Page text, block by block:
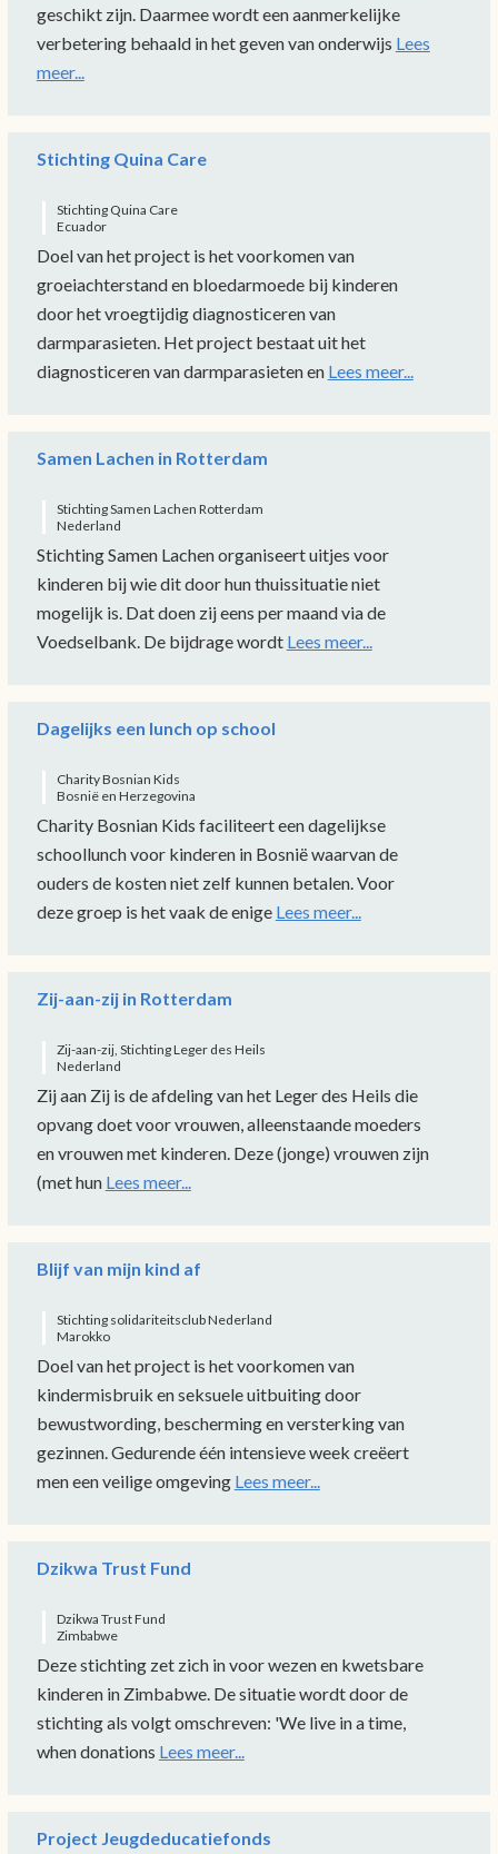
geschikt zijn. Daarmee wordt een aanmerkelijke
verbetering behaald in het geven van onderwijs Lees
meer...
Stichting Quina Care
Stichting Quina Care
Ecuador
Doel van het project is het voorkomen van
groeiachterstand en bloedarmoede bij kinderen
door het vroegtijdig diagnosticeren van
darmparasieten. Het project bestaat uit het
diagnosticeren van darmparasieten en Lees meer...
Samen Lachen in Rotterdam
Stichting Samen Lachen Rotterdam
Nederland
Stichting Samen Lachen organiseert uitjes voor
kinderen bij wie dit door hun thuissituatie niet
mogelijk is. Dat doen zij eens per maand via de
Voedselbank. De bijdrage wordt Lees meer...
Dagelijks een lunch op school
Charity Bosnian Kids
Bosnië en Herzegovina
Charity Bosnian Kids faciliteert een dagelijkse
schoollunch voor kinderen in Bosnië waarvan de
ouders de kosten niet zelf kunnen betalen. Voor
deze groep is het vaak de enige Lees meer...
Zij-aan-zij in Rotterdam
Zij-aan-zij, Stichting Leger des Heils
Nederland
Zij aan Zij is de afdeling van het Leger des Heils die
opvang doet voor vrouwen, alleenstaande moeders
en vrouwen met kinderen. Deze (jonge) vrouwen zijn
(met hun Lees meer...
Blijf van mijn kind af
Stichting solidariteitsclub Nederland
Marokko
Doel van het project is het voorkomen van
kindermisbruik en seksuele uitbuiting door
bewustwording, bescherming en versterking van
gezinnen. Gedurende één intensieve week creëert
men een veilige omgeving Lees meer...
Dzikwa Trust Fund
Dzikwa Trust Fund
Zimbabwe
Deze stichting zet zich in voor wezen en kwetsbare
kinderen in Zimbabwe. De situatie wordt door de
stichting als volgt omschreven: 'We live in a time,
when donations Lees meer...
Project Jeugdeducatiefonds